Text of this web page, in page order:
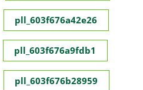
pll_603f676a42e26
pll_603f676a9fdb1
pll_603f676b28959